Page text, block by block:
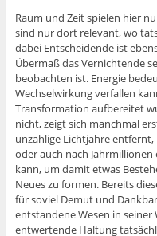
Raum und Zeit spielen hier
sind nur dort relevant, wo
dabei Entscheidende ist
Übermaß das Vernichtende
beobachten ist. Energie
Wechselwirkung verfallen
Transformation aufbereitet
nicht, zeigt sich manchmal
unzählige Lichtjahre
oder auch nach
kann, um damit etwas
Neues zu formen. Bereits
für soviel Demut und
entstandene Wesen in
entwertende Haltung